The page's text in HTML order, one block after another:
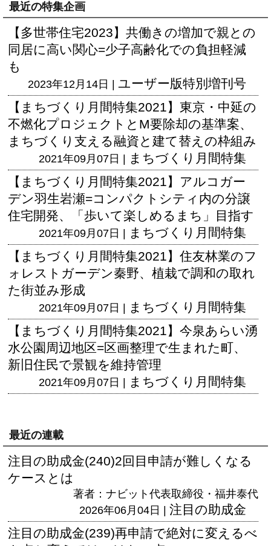
最近の特集企画
【多世帯住宅2023】共働きの増加で親との
同居に高い関心=少子高齢化での負担軽減
も
2023年12月14日 | ユーザー版特別増刊号
【まちづくり月間特集2021】東京・中延の
不燃化プロジェクトとM要除却の基準案、
まちづくり支える融資と建て替えの枠組み
2021年09月07日 | まちづくり月間特集
【まちづくり月間特集2021】アルコガー
デン羽生岩瀬=コンパクトシティ内の分譲
住宅開発、「歩いて楽しめるまち」目指す
2021年09月07日 | まちづくり月間特集
【まちづくり月間特集2021】住友林業のフ
ォレストガーデン秦野、植栽で調和の取れ
た街並み形成
2021年09月07日 | まちづくり月間特集
【まちづくり月間特集2021】今泉あらい湧
水公園周辺地区=区画整理で生まれた町、
新旧住民で景観を維持管理
2021年09月07日 | まちづくり月間特集
最近の連載
注目の助成金(240)2回目申請が難しくなる
ケースとは
著者：ナビット代表取締役・福井泰代
2026年06月04日 | 注目の助成金
注目の助成金(239)再申請で絶対に変えるべ